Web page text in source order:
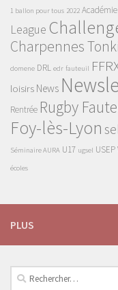
1 ballon pour tous 2022 Académie
League
Charpennes
domene DRL edr fauteuil
loisirs News
Rentrée Rugby
Foy-lès-Lyon
Séminaire AURA U17 ugsel USEP
écoles
PLUS
Rechercher :